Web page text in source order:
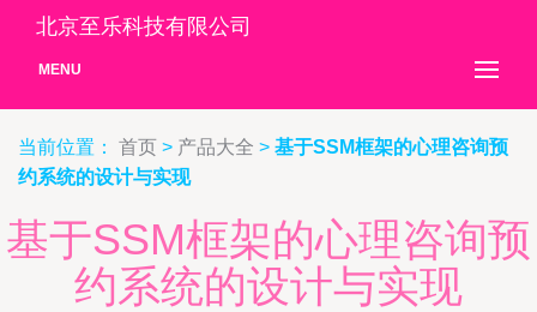
北京至乐科技有限公司
MENU
当前位置： 首页 > 产品大全 > 基于SSM框架的心理咨询预
约系统的设计与实现
基于SSM框架的心理咨询预
约系统的设计与实现